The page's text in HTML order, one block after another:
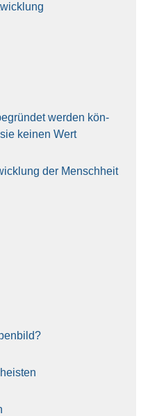
wer­den kön­
kei­nen Wert
der Mensch­heit